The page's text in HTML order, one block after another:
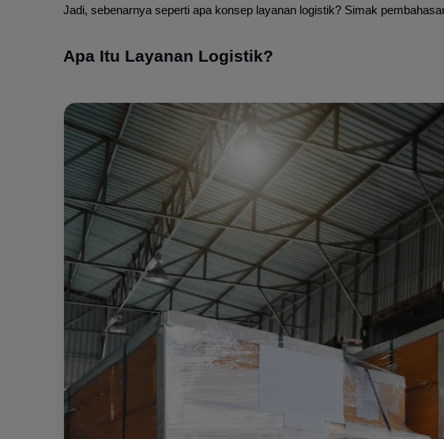
Jadi, sebenarnya seperti apa konsep layanan logistik? Simak
Apa Itu Layanan Logistik?